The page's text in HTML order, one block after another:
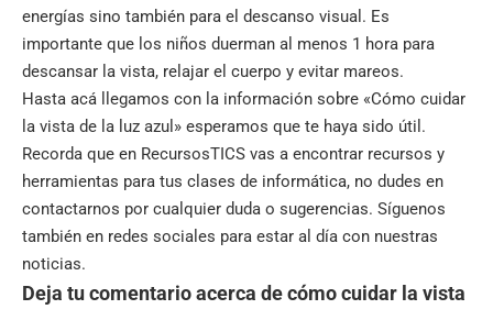
energías sino también para el descanso visual. Es
importante que los niños duerman al menos 1 hora para
descansar la vista, relajar el cuerpo y evitar mareos.
Hasta acá llegamos con la información sobre «Cómo cuidar
la vista de la luz azul» esperamos que te haya sido útil.
Recorda que en RecursosTICS vas a encontrar recursos y
herramientas para tus clases de informática, no dudes en
contactarnos por cualquier duda o sugerencias. Síguenos
también en redes sociales para estar al día con nuestras
noticias.
Deja tu comentario acerca de cómo cuidar la vista